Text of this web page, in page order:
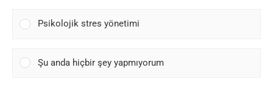
Psikolojik stres yönetimi
Şu anda hiçbir şey yapmıyorum